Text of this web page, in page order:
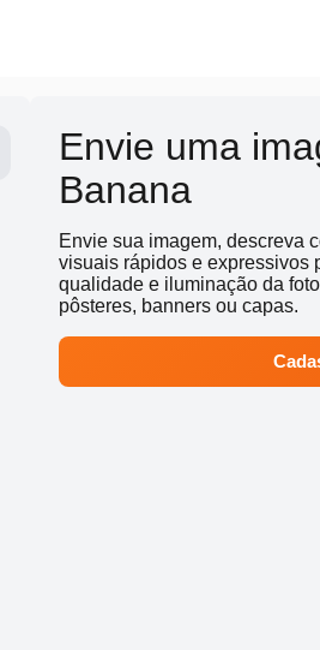
Envie uma
Banana
Envie sua imagem, descreva
visuais rápidos e expressivos
qualidade e iluminação da
pôsteres, banners ou capas.